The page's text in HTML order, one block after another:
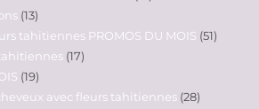
13
tahitiennes PROMOS DU MOIS 51
17
19
avec fleurs tahitiennes 28